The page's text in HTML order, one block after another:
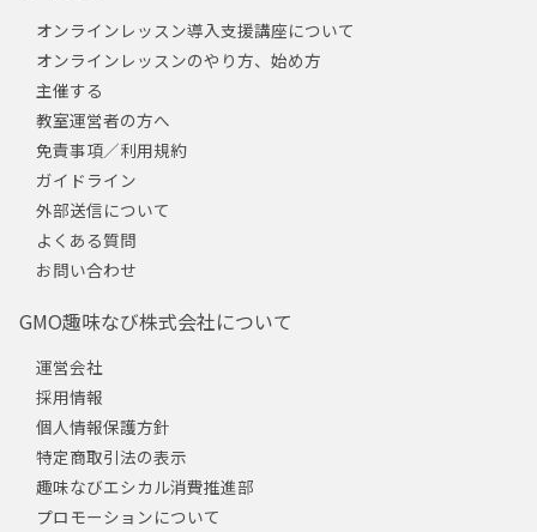
オンラインレッスン導入支援講座について
オンラインレッスンのやり方、始め方
主催する
教室運営者の方へ
免責事項／利用規約
ガイドライン
外部送信について
よくある質問
お問い合わせ
GMO趣味なび株式会社について
運営会社
採用情報
個人情報保護方針
特定商取引法の表示
趣味なびエシカル消費推進部
プロモーションについて